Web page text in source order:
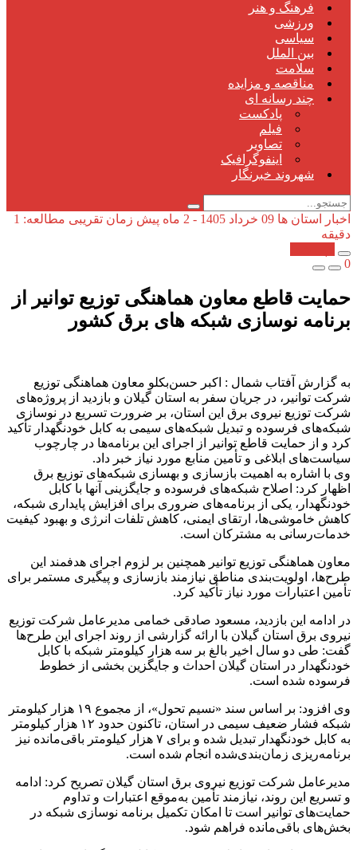
فرهنگ و هنر
ورزشی
سیاسی
بین الملل
سلامت
مناقصه و مزایده
چند رسانه ای
پادکست
فیلم
تصاویر
اینفوگرافیک
شهروند خبرنگار
اخبار استان ها 09 خرداد 1405 - 2 ماه پیش
زمان تقریبی مطالعه: 1
دقیقه
0
حمایت قاطع معاون هماهنگی توزیع توانیر از
برنامه نوسازی شبكه های برق كشور
به گزارش آفتاب شمال : اکبر حسن‌بکلو معاون هماهنگی توزیع
شرکت توانیر، در جریان سفر به استان گیلان و بازدید از پروژه‌های
شرکت توزیع نیروی برق این استان، بر ضرورت تسریع در نوسازی
شبکه‌های فرسوده و تبدیل شبکه‌های سیمی به کابل خودنگهدار تأکید
کرد و از حمایت قاطع توانیر از اجرای این برنامه‌ها در چارچوب
سیاست‌های ابلاغی و تأمین منابع مورد نیاز خبر داد.
وی با اشاره به اهمیت بازسازی و بهسازی شبکه‌های توزیع برق
اظهار کرد: اصلاح شبکه‌های فرسوده و جایگزینی آنها با کابل
خودنگهدار، یکی از برنامه‌های ضروری برای افزایش پایداری شبکه،
کاهش خاموشی‌ها، ارتقای ایمنی، کاهش تلفات انرژی و بهبود کیفیت
خدمات‌رسانی به مشترکان است.
معاون هماهنگی توزیع توانیر همچنین بر لزوم اجرای هدفمند این
طرح‌ها، اولویت‌بندی مناطق نیازمند بازسازی و پیگیری مستمر برای
تأمین اعتبارات مورد نیاز تأکید کرد.
در ادامه این بازدید، مسعود صادقی خمامی مدیرعامل شرکت توزیع
نیروی برق استان گیلان با ارائه گزارشی از روند اجرای این طرح‌ها
گفت: طی دو سال اخیر بالغ بر سه هزار کیلومتر شبکه با کابل
خودنگهدار در استان گیلان احداث و جایگزین بخشی از خطوط
فرسوده شده است.
وی افزود: بر اساس سند «نسیم تحول»، از مجموع ۱۹ هزار کیلومتر
شبکه فشار ضعیف سیمی در استان، تاکنون حدود ۱۲ هزار کیلومتر
به کابل خودنگهدار تبدیل شده و برای ۷ هزار کیلومتر باقی‌مانده نیز
برنامه‌ریزی زمان‌بندی‌شده انجام شده است.
مدیرعامل شرکت توزیع نیروی برق استان گیلان تصریح کرد: ادامه
و تسریع این روند، نیازمند تأمین به‌موقع اعتبارات و تداوم
حمایت‌های توانیر است تا امکان تکمیل برنامه نوسازی شبکه در
بخش‌های باقی‌مانده فراهم شود.